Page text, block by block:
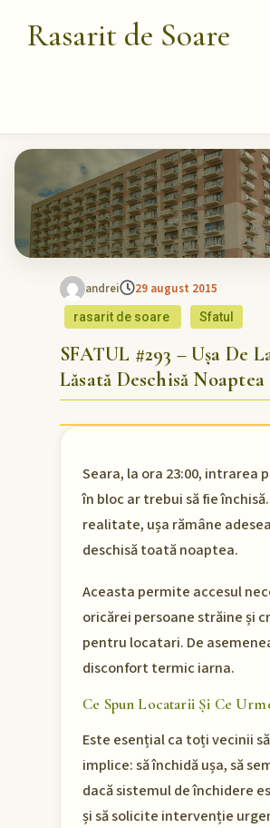
Rasarit de Soare
andrei 29 august 2015
rasarit de soare Sfatul
SFATUL #293 – Ușa De
Lăsată Deschisă Noaptea
Seara, la ora 23:00, intrarea
în bloc ar trebui să fie
realitate, ușa rămâne
deschisă toată noaptea.
Aceasta permite accesul
oricărei persoane străine și
pentru locatari. De
disconfort termic iarna.
Ce Spun Locatarii Și Ce
Este esențial ca toți vecinii
implice: să închidă ușa, să
dacă sistemul de închidere
și să solicite intervenție